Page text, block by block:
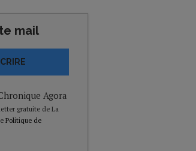
mail
Agora
gratuite de La
Politique de